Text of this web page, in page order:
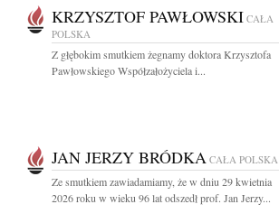
KRZYSZTOF PAWŁOWSKI CAŁA
POLSKA
Z głębokim smutkiem żegnamy doktora Krzysztofa
Pawłowskiego Współzałożyciela i...
JAN JERZY BRÓDKA CAŁA POLSKA
Ze smutkiem zawiadamiamy, że w dniu 29 kwietnia
2026 roku w wieku 96 lat odszedł prof. Jan Jerzy...